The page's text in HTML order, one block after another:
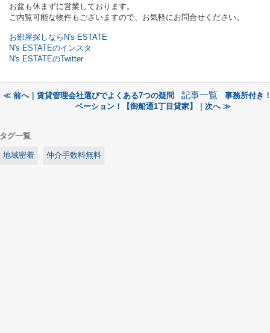
お盆も休まずに営業しております。
ご内覧可能な物件もございますので、お気軽にお問合せください。
お部屋探しならN's ESTATE
N's ESTATEのインスタ
N's ESTATEのTwitter
≪ 前へ｜賃貸管理会社選びでよくある7つの疑問 記事一覧
事務所付き
ベーション！【御船通1丁目貸家】｜次へ ≫
タグ一覧
地域密着 仲介手数料無料